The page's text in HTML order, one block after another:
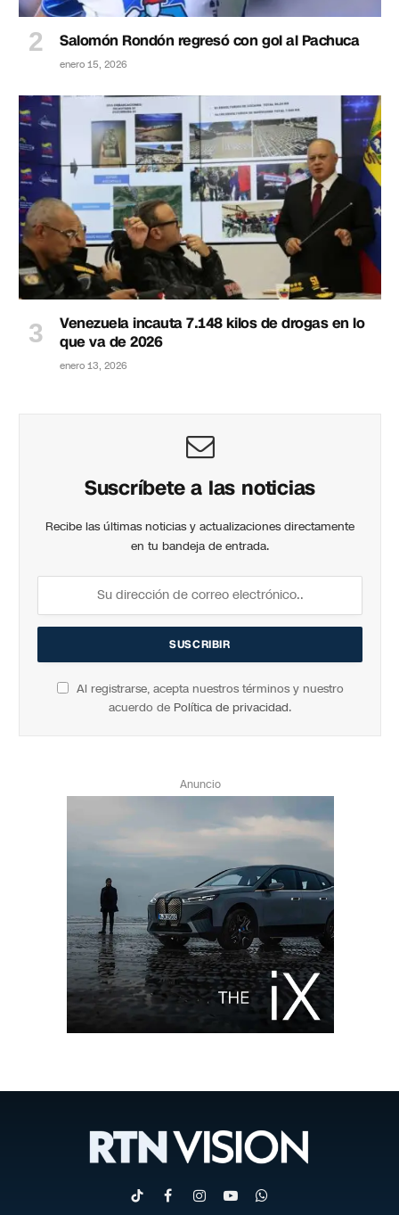
Salomón Rondón regresó con gol al Pachuca
enero 15, 2026
Venezuela incauta 7.148 kilos de drogas en lo
que va de 2026
enero 13, 2026
Suscríbete a las noticias
Recibe las últimas noticias y actualizaciones directamente
en tu bandeja de entrada.
Al registrarse, acepta nuestros términos y nuestro
acuerdo de Política de privacidad.
Anuncio
TikTokFacebookInstagram
YouTubeWhatsApp